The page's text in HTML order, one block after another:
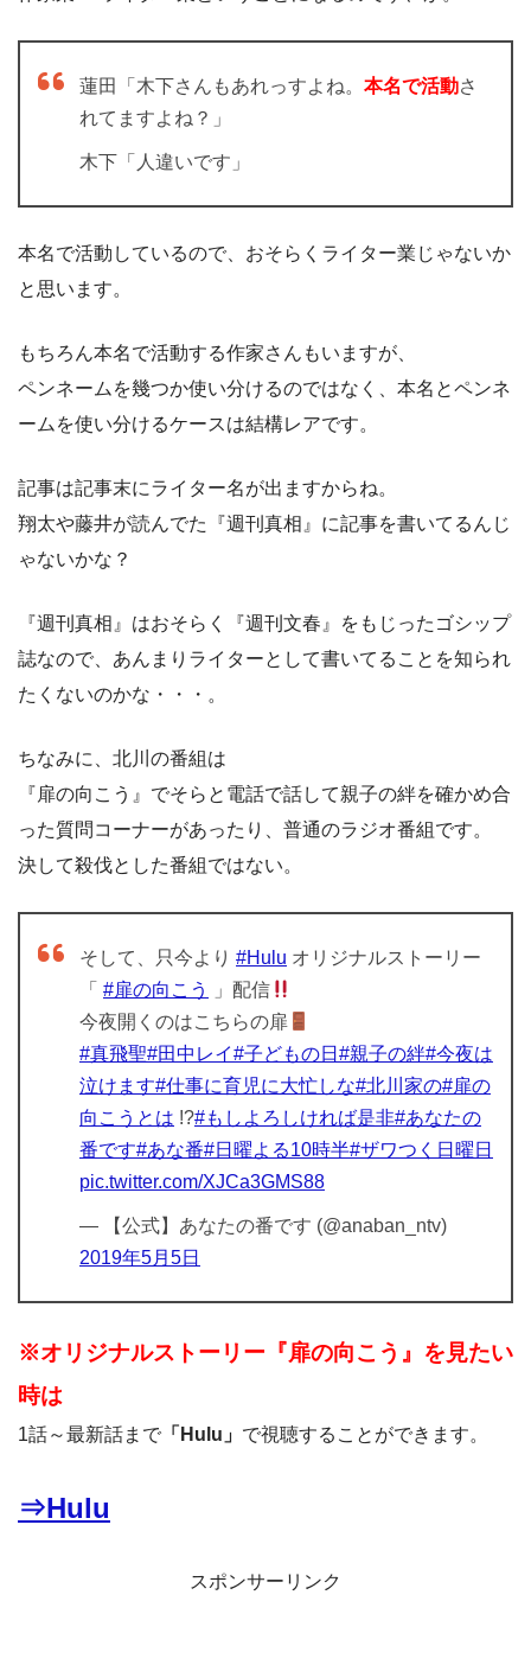
蓮田「木下さんもあれっすよね。 本名で活動さ
れてますよね？」
木下「人違いです」
本名で活動しているので、おそらくライター業じゃないか
と思います。
もちろん本名で活動する作家さんもいますが、
ペンネームを幾つか使い分けるのではなく、本名とペンネ
ームを使い分けるケースは結構レアです。
記事は記事末にライター名が出ますからね。
翔太や藤井が読んでた『週刊真相』に記事を書いてるんじ
ゃないかな？
『週刊真相』はおそらく『週刊文春』をもじったゴシップ
誌なので、あんまりライターとして書いてることを知られ
たくないのかな・・・。
ちなみに、北川の番組は
『扉の向こう』でそらと電話で話して親子の絆を確かめ合
った質問コーナーがあったり、普通のラジオ番組です。
決して殺伐とした番組ではない。
そして、只今より #Hulu オリジナルストーリー
「 #扉の向こう
」配信
今夜開くのはこちらの扉
#真飛聖#田中レイ#子どもの日 #親子の絆#今夜は
泣けます#仕事に育児に大忙しな#北川家の#扉の
向こうとは !?#もしよろしければ是非#あなたの
番です#あな番#日曜よる10時半#ザワつく日曜日
pic.twitter.com/XJCa3GMS88
— 【公式】あなたの番です (@anaban_ntv)
2019年5月5日
※オリジナルストーリー『扉の向こう』を見たい
時は
1話～最新話まで 「Hulu」 で視聴することができます。
⇒Hulu
スポンサーリンク